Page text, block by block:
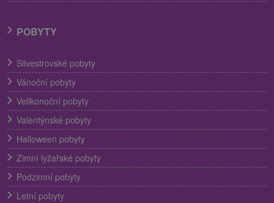
POBYTY
Silvestrovské pobyty
Vánoční pobyty
Velikonoční pobyty
Valentýnské pobyty
Halloween pobyty
Zimní lyžařské pobyty
Podzimní pobyty
Letní pobyty